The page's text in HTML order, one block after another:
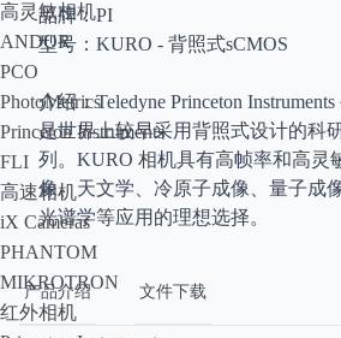
高灵敏相机
ANDOR
PCO
PhotoMetrics
Princeton Instruments
FLI
高速相机
iX Cameras
PHANTOM
MIKROTRON
红外相机
品牌：PI
型号：KURO - 背照式sCMOS
介绍：Teledyne Princeton
是世界上较早采用背照式设计的科
列。KURO 相机具有高帧率和高灵
像、天文学、冷原子成像、量子成
光谱学等应用的理想选择。
产品介绍 文件下载